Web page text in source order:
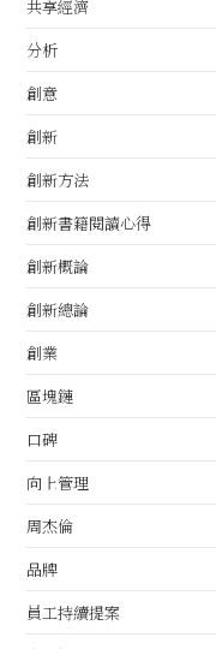
共享經濟
分析
創意
創新
創新方法
創新書籍閱讀心得
創新概論
創新總論
創業
區塊鏈
口碑
向上管理
周杰倫
品牌
員工持續提案